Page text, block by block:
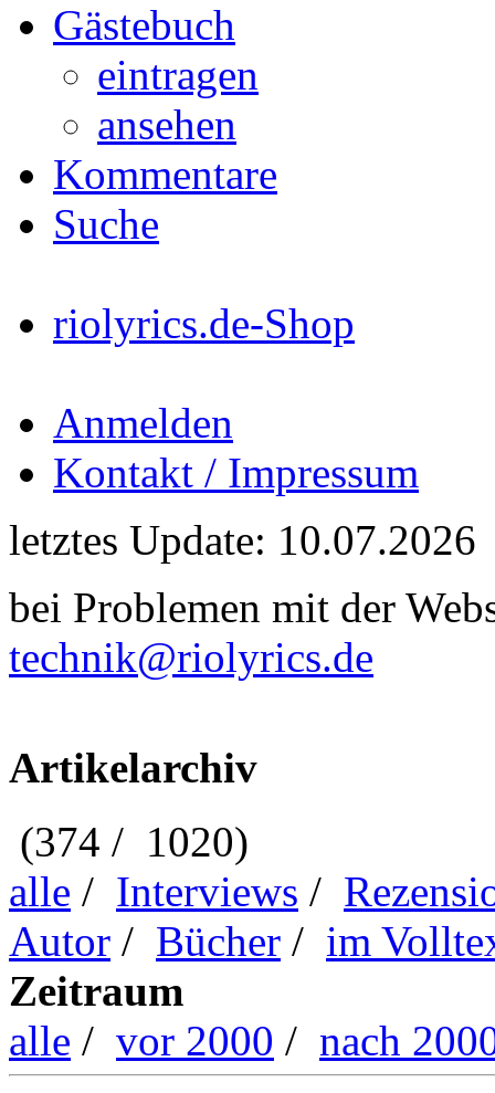
Gästebuch
eintragen
ansehen
Kommentare
Suche
riolyrics.de-Shop
Anmelden
Kontakt / Impressum
letztes Update: 10.07.2026
bei Problemen mit der
technik@riolyrics.de
Artikelarchiv
(374 / 1020)
alle / Interviews /
Autor / Bücher / im
Zeitraum
alle / vor 2000 / nach